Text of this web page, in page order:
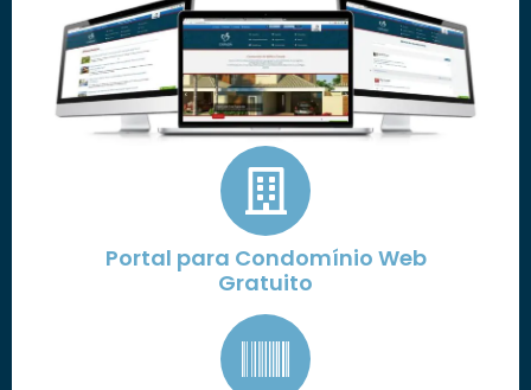
Portal para Condomínio Web
Gratuito